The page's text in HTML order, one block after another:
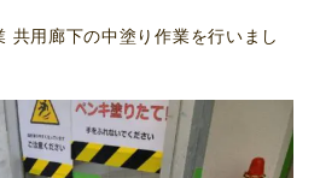
共用廊下の中塗り作業を行いまし